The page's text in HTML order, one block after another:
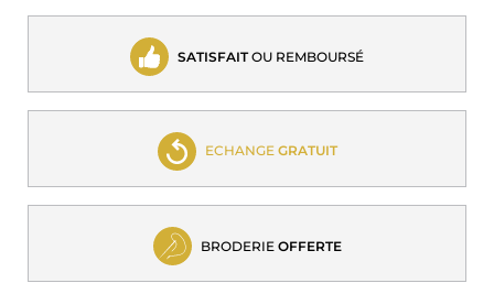
SATISFAITOU REMBOURSÉ
ECHANGE GRATUIT
BRODERIE OFFERTE